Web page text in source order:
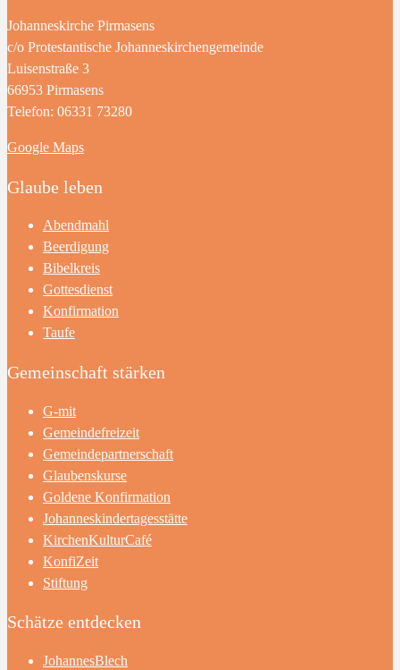
Johanneskirche Pirmasens
c/o Protestantische Johanneskirchengemeinde
Luisenstraße 3
66953 Pirmasens
Telefon: 06331 73280
Google Maps
Glaube leben
Abendmahl
Beerdigung
Bibelkreis
Gottesdienst
Konfirmation
Taufe
Gemeinschaft stärken
G-mit
Gemeindefreizeit
Gemeindepartnerschaft
Glaubenskurse
Goldene Konfirmation
Johanneskindertagesstätte
KirchenKulturCafé
KonfiZeit
Stiftung
Schätze entdecken
JohannesBlech